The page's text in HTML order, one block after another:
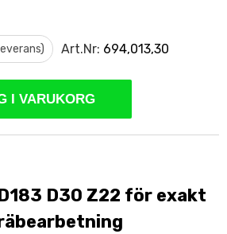
Art.Nr: 694,013,30
I VARUKORG
D30 Z22 för exakt